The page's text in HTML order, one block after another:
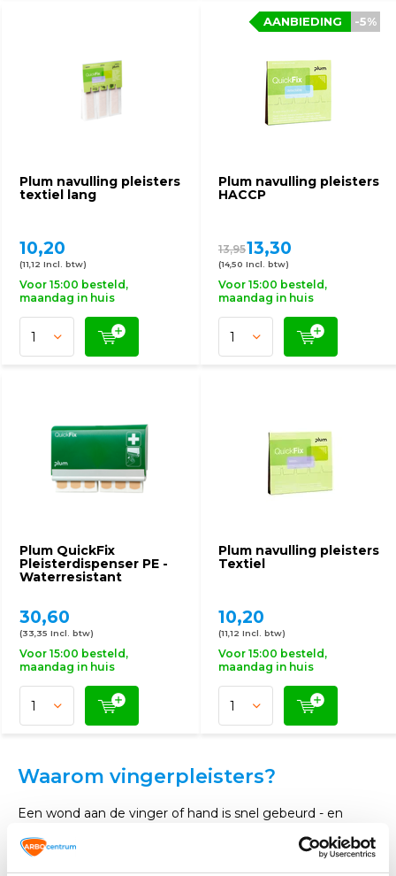
Plum navulling pleisters
textiel lang
10,20
(11,12 Incl. btw)
Voor 15:00 besteld,
maandag in huis
Plum navulling pleisters
HACCP
-5%
AANBIEDING
13,9513,30
(14,50 Incl. btw)
Voor 15:00 besteld,
maandag in huis
Plum QuickFix
Pleisterdispenser PE -
Waterresistant
30,60
(33,35 Incl. btw)
Voor 15:00 besteld,
maandag in huis
Plum navulling pleisters
Textiel
10,20
(11,12 Incl. btw)
Voor 15:00 besteld,
maandag in huis
Waarom vingerpleisters?
Een wond aan de vinger of hand is snel gebeurd - en
hoewel het in de meeste gevallen gaat om een kleine
verwonding, is het wel degelijk belangrijk om de juiste